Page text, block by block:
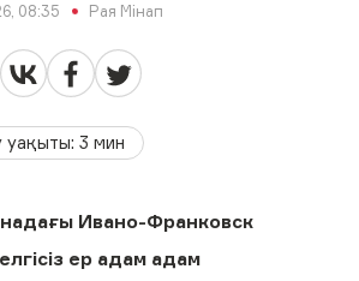
08:35 Рая Мінап
уақыты:3 мин
Ивано-Франковск
ер адам адам